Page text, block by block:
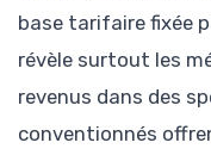
base tarifaire fixée
révèle surtout les
revenus dans des
conventionnés